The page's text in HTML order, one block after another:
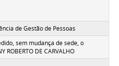
de Gestão de Pessoas
sem mudança de sede, o
ROBERTO DE CARVALHO